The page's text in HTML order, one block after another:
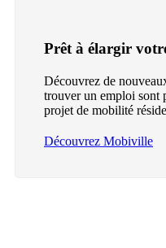
Prêt à élargir
Découvrez de
trouver un emploi sont
projet de mobilité
Découvrez Mobiville